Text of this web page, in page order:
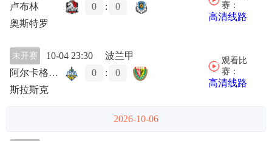
卢布林
0 :
0
奥斯特罗
赛：
高清线路
未开赛 10-04 23:30
波兰甲
阿尔卡格丁尼亚
0 :
0
斯拉斯克
观看比
赛：
高清线路
2026-10-06